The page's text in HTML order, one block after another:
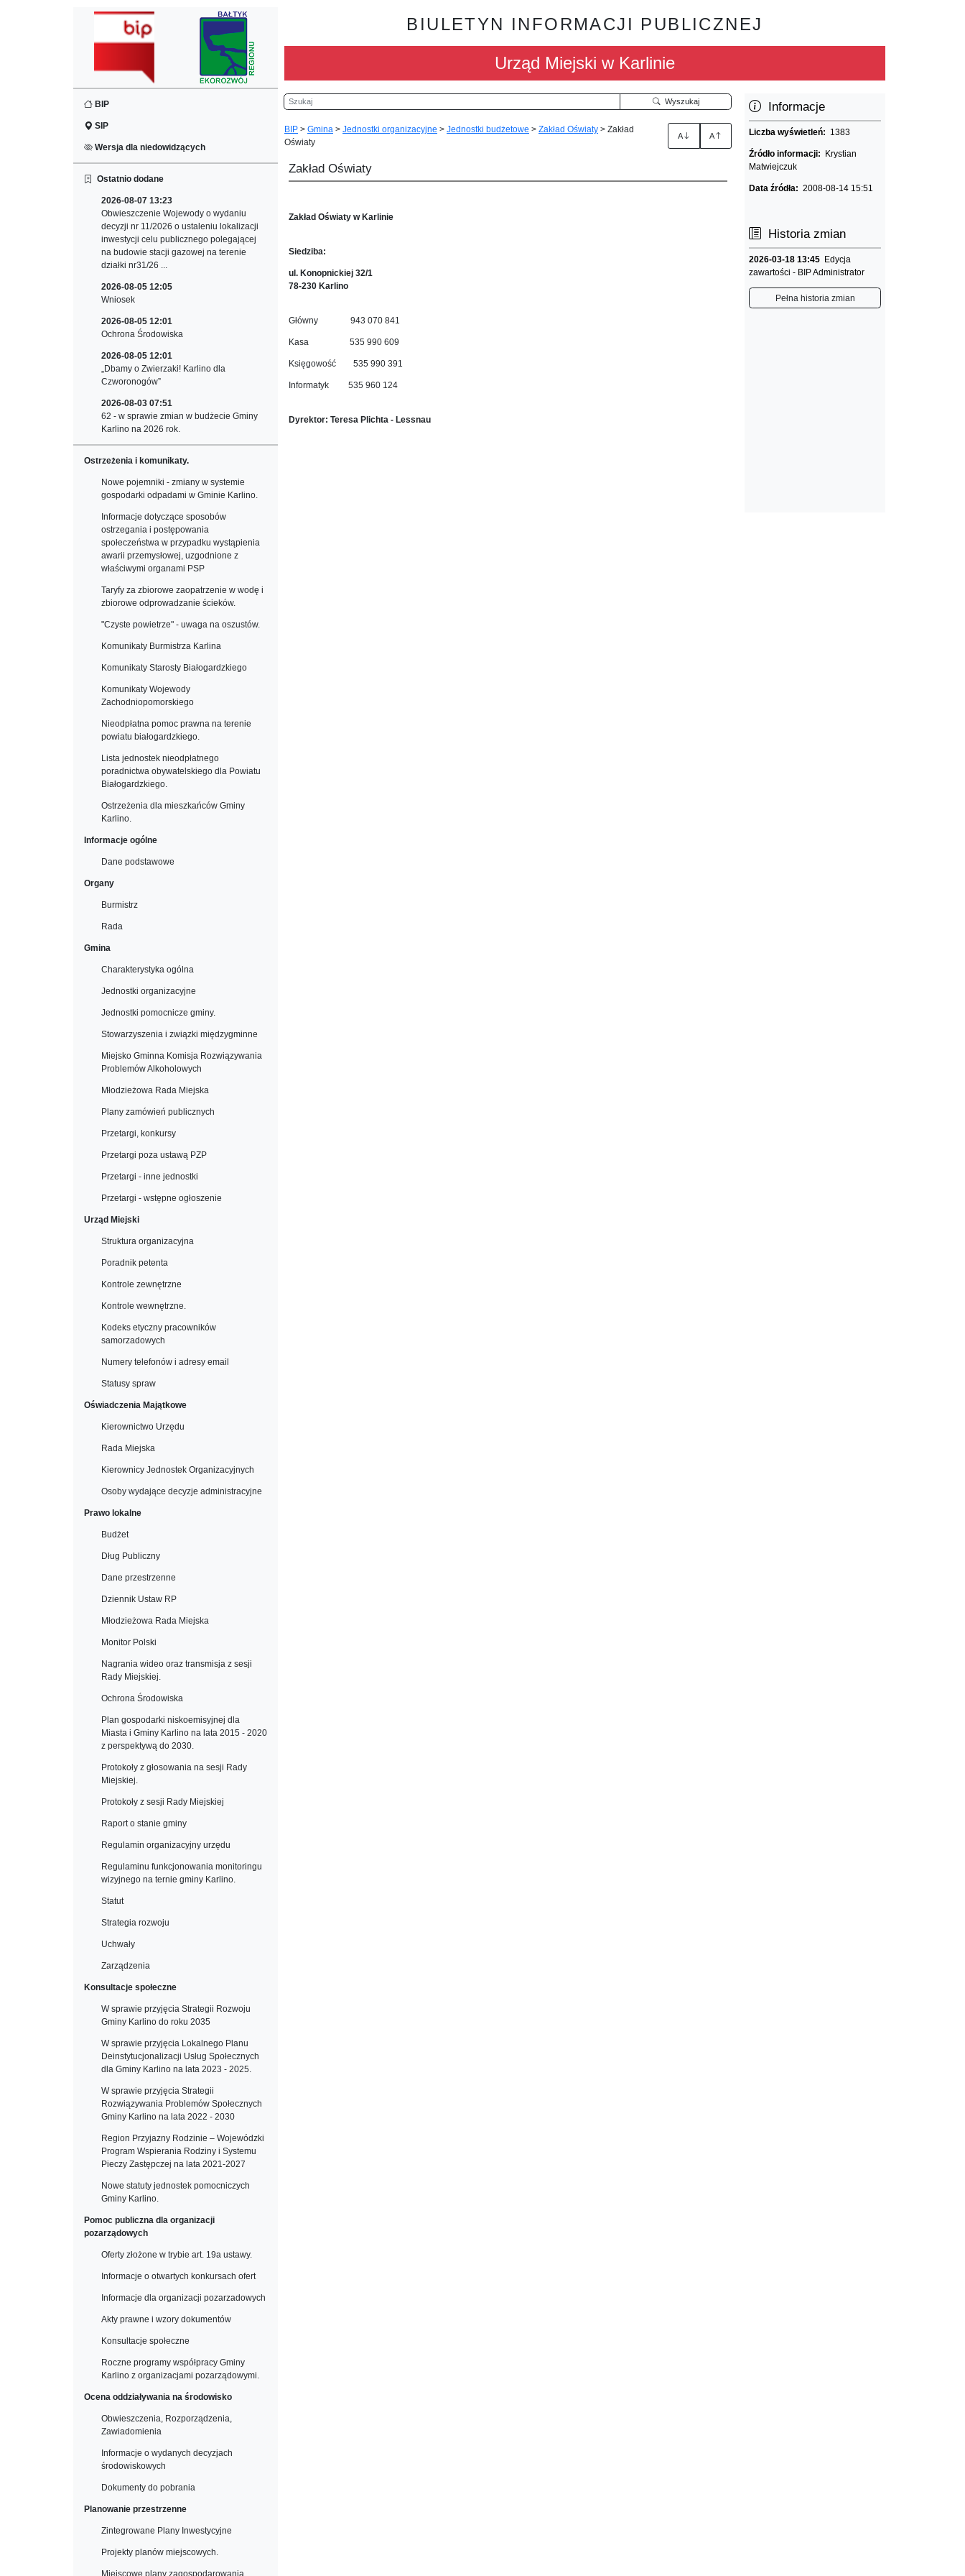
BIP
SIP
Wersja dla niedowidzących
Ostatnio dodane
2026-08-07 13:23
Obwieszczenie Wojewody o wydaniu
decyzji nr 11/2026 o ustaleniu lokalizacji
inwestycji celu publicznego polegającej
na budowie stacji gazowej na terenie
działki nr31/26 ...
2026-08-05 12:05
Wniosek
2026-08-05 12:01
Ochrona Środowiska
2026-08-05 12:01
„Dbamy o Zwierzaki! Karlino dla
Czworonogów”
2026-08-03 07:51
62 - w sprawie zmian w budżecie Gminy
Karlino na 2026 rok.
Ostrzeżenia i komunikaty.
Nowe pojemniki - zmiany w systemie
gospodarki odpadami w Gminie Karlino.
Informacje dotyczące sposobów
ostrzegania i postępowania
społeczeństwa w przypadku wystąpienia
awarii przemysłowej, uzgodnione z
właściwymi organami PSP
Taryfy za zbiorowe zaopatrzenie w wodę i
zbiorowe odprowadzanie ścieków.
"Czyste powietrze" - uwaga na oszustów.
Komunikaty Burmistrza Karlina
Komunikaty Starosty Białogardzkiego
Komunikaty Wojewody
Zachodniopomorskiego
Nieodpłatna pomoc prawna na terenie
powiatu białogardzkiego.
Lista jednostek nieodpłatnego
poradnictwa obywatelskiego dla Powiatu
Białogardzkiego.
Ostrzeżenia dla mieszkańców Gminy
Karlino.
Informacje ogólne
Dane podstawowe
Organy
Burmistrz
Rada
Gmina
Charakterystyka ogólna
Jednostki organizacyjne
Jednostki pomocnicze gminy.
Stowarzyszenia i związki międzygminne
Miejsko Gminna Komisja Rozwiązywania
Problemów Alkoholowych
Młodzieżowa Rada Miejska
Plany zamówień publicznych
Przetargi, konkursy
Przetargi poza ustawą PZP
Przetargi - inne jednostki
Przetargi - wstępne ogłoszenie
Urząd Miejski
Struktura organizacyjna
Poradnik petenta
Kontrole zewnętrzne
Kontrole wewnętrzne.
Kodeks etyczny pracowników
samorzadowych
Numery telefonów i adresy email
Statusy spraw
Oświadczenia Majątkowe
Kierownictwo Urzędu
Rada Miejska
Kierownicy Jednostek Organizacyjnych
Osoby wydające decyzje administracyjne
Prawo lokalne
Budżet
Dług Publiczny
Dane przestrzenne
Dziennik Ustaw RP
Młodzieżowa Rada Miejska
Monitor Polski
Nagrania wideo oraz transmisja z sesji
Rady Miejskiej.
Ochrona Środowiska
Plan gospodarki niskoemisyjnej dla
Miasta i Gminy Karlino na lata 2015 - 2020
z perspektywą do 2030.
Protokoły z głosowania na sesji Rady
Miejskiej.
Protokoły z sesji Rady Miejskiej
Raport o stanie gminy
Regulamin organizacyjny urzędu
Regulaminu funkcjonowania monitoringu
wizyjnego na ternie gminy Karlino.
Statut
Strategia rozwoju
Uchwały
Zarządzenia
Konsultacje społeczne
W sprawie przyjęcia Strategii Rozwoju
Gminy Karlino do roku 2035
W sprawie przyjęcia Lokalnego Planu
Deinstytucjonalizacji Usług Społecznych
dla Gminy Karlino na lata 2023 - 2025.
W sprawie przyjęcia Strategii
Rozwiązywania Problemów Społecznych
Gminy Karlino na lata 2022 - 2030
Region Przyjazny Rodzinie – Wojewódzki
Program Wspierania Rodziny i Systemu
Pieczy Zastępczej na lata 2021-2027
Nowe statuty jednostek pomocniczych
Gminy Karlino.
Pomoc publiczna dla organizacji
pozarządowych
Oferty złożone w trybie art. 19a ustawy.
Informacje o otwartych konkursach ofert
Informacje dla organizacji pozarzadowych
Akty prawne i wzory dokumentów
Konsultacje społeczne
Roczne programy współpracy Gminy
Karlino z organizacjami pozarządowymi.
Ocena oddziaływania na środowisko
Obwieszczenia, Rozporządzenia,
Zawiadomienia
Informacje o wydanych decyzjach
środowiskowych
Dokumenty do pobrania
Planowanie przestrzenne
Zintegrowane Plany Inwestycyjne
Projekty planów miejscowych.
Miejscowe plany zagospodarowania
BIULETYN INFORMACJI PUBLICZNEJ
Urząd Miejski w Karlinie
Szukaj Wyszukaj
BIP > Gmina > Jednostki organizacyjne > Jednostki budżetowe > Zakład Oświaty > Zakład
Oświaty
A A
Zakład Oświaty
Zakład Oświaty w Karlinie
Siedziba:
ul. Konopnickiej 32/1
78-230 Karlino
Główny 943 070 841
Kasa 535 990 609
Księgowość 535 990 391
Informatyk 535 960 124
Dyrektor: Teresa Plichta - Lessnau
Informacje
Liczba wyświetleń: 1383
Źródło informacji:
Krystian
Matwiejczuk
Data źródła:2008-08-14 15:51
Historia zmian
2026-03-18 13:45 Edycja
zawartości - BIP Administrator
Pełna historia zmian